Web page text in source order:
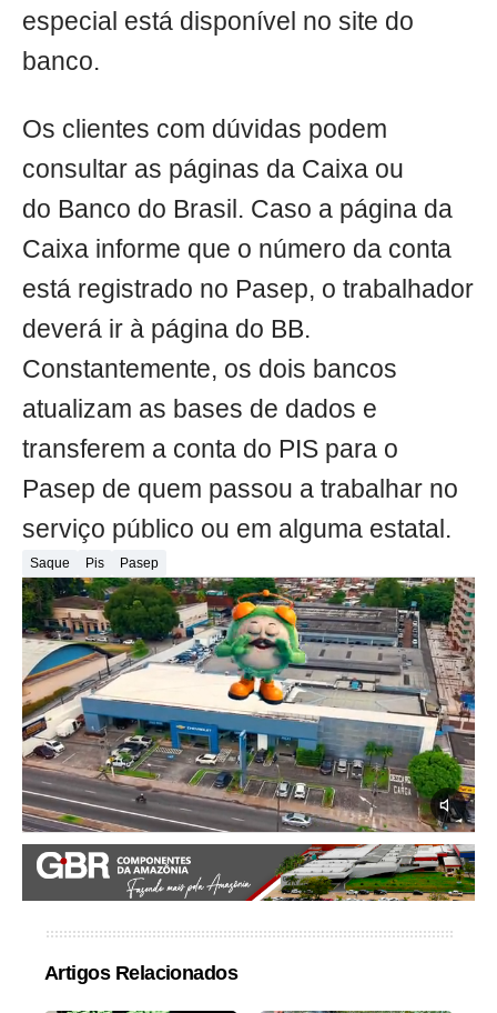
especial está disponível no site do
banco.
Os clientes com dúvidas podem
consultar as páginas da Caixa ou
do Banco do Brasil. Caso a página da
Caixa informe que o número da conta
está registrado no Pasep, o trabalhador
deverá ir à página do BB.
Constantemente, os dois bancos
atualizam as bases de dados e
transferem a conta do PIS para o
Pasep de quem passou a trabalhar no
serviço público ou em alguma estatal.
Saque Pis Pasep
Artigos Relacionados